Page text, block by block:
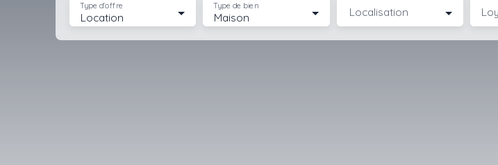
Location
Type d'offre
Maison
Type de bien Localisation